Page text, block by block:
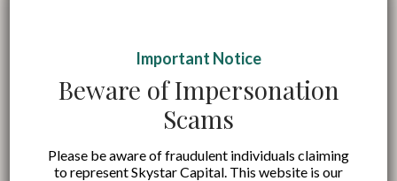
Embedded Finance:
Transaksi Digital
Important Notice
Beware of Impersonation
Scams
Please be aware of fraudulent individuals claiming
to represent Skystar Capital. This website is our